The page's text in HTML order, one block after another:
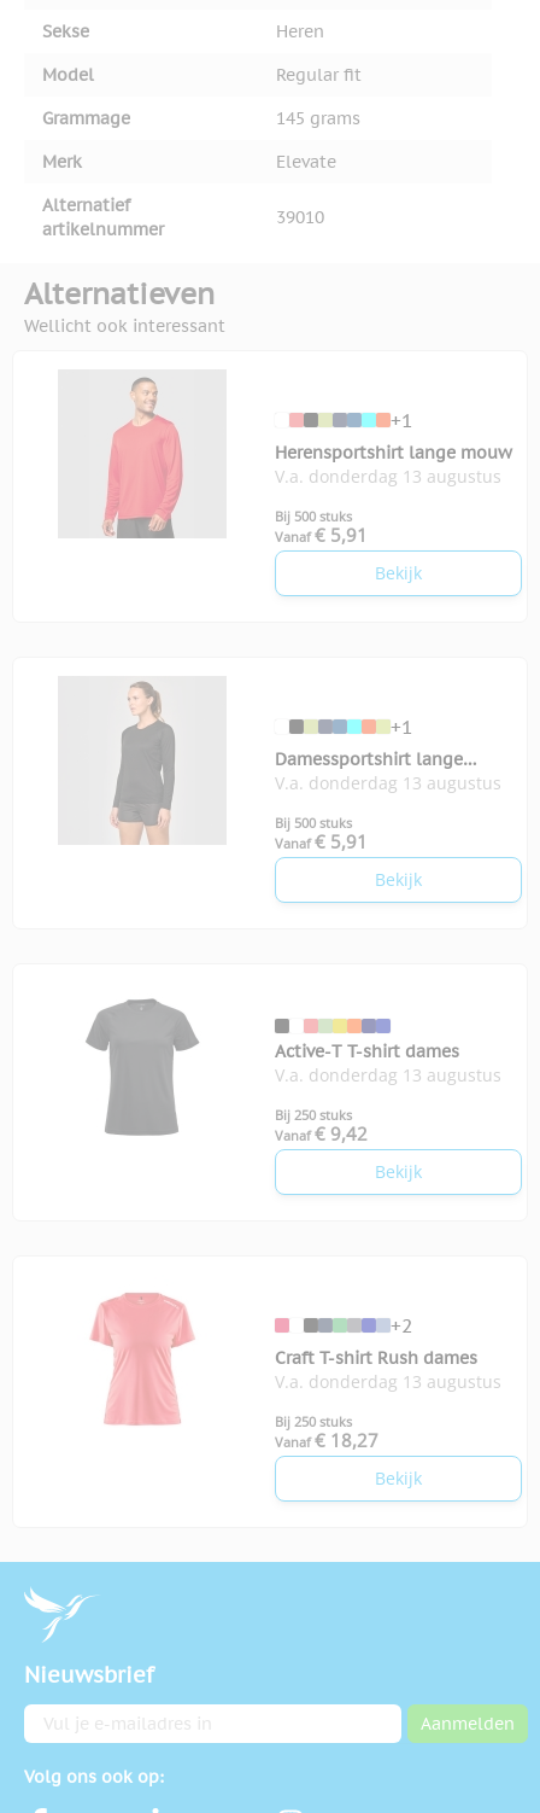
Sekse
Heren
Model
Regular fit
Grammage
145 grams
Merk
Elevate
Alternatief
artikelnummer
39010
Alternatieven
Wellicht ook interessant
+1
Herensportshirt lange mouw
V.a. donderdag 13 augustus
Bij 500 stuks
Vanaf € 5,91
Bekijk
+1
Damessportshirt lange
Mouwen
V.a. donderdag 13 augustus
Bij 500 stuks
Vanaf € 5,91
Bekijk
Active-T T-shirt dames
V.a. donderdag 13 augustus
Bij 250 stuks
Vanaf € 9,42
Bekijk
+2
Craft T-shirt Rush dames
V.a. donderdag 13 augustus
Bij 250 stuks
Vanaf € 18,27
Bekijk
Nieuwsbrief
E-mailadres Aanmelden
Volg ons ook op: